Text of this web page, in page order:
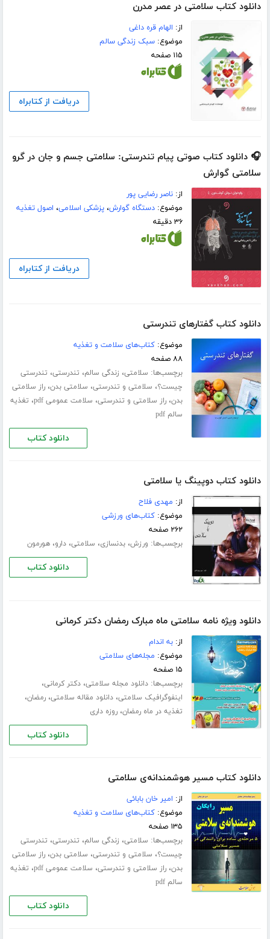
دانلود کتاب سلامتی در عصر مدرن
از: الهام قره داغی
موضوع:سبک زندگی سالم
۱۱۵ صفحه
دریافت از کتابراه
🎧 دانلود کتاب صوتی پیام تندرستی: سلامتی جسم و جان در گرو
سلامتی گوارش
از:ناصر رضایی پور
موضوع:دستگاه گوارش،پزشکی اسلامی، اصول تغذیه
۳۶ دقیقه
دریافت از کتابراه
دانلود کتاب گفتارهای تندرستی
موضوع:کتاب‌های سلامت و تغذیه
۸۸ صفحه
برچسب‌ها: سلامتی، زندگی سالم، تندرستی، تندرستی
چیست؟، سلامتی و تندرستی، سلامتی بدن،راز سلامتی
بدن،راز سلامتی و تندرستی، سلامت عمومی pdf ، تغذیه
سالم pdf
دانلود کتاب
دانلود کتاب دوپینگ یا سلامتی
از: مهدی فلاح
موضوع:کتاب‌های ورزشی
۲۶۲ صفحه
برچسب‌ها: ورزش،بدنسازی، سلامتی،دارو،هورمون
دانلود کتاب
دانلود ویژه نامه سلامتی ماه مبارک رمضان دکتر کرمانی
از:به اندام
موضوع: مجله‌های سلامتی
۱۵ صفحه
برچسب‌ها:دانلود مجله سلامتی،دکتر کرمانی،
اینفوگرافیک سلامتی،دانلود مقاله سلامتی،رمضان،
تغذیه در ماه رمضان،روزه داری
دانلود کتاب
دانلود کتاب مسیر هوشمندانه‌ی سلامتی
از: امیر خان بابائی
موضوع:کتاب‌های سلامت و تغذیه
۱۳۵ صفحه
برچسب‌ها: سلامتی، زندگی سالم، تندرستی، تندرستی
چیست؟، سلامتی و تندرستی، سلامتی بدن،راز سلامتی
بدن،راز سلامتی و تندرستی، سلامت عمومی pdf ، تغذیه
سالم pdf
دانلود کتاب